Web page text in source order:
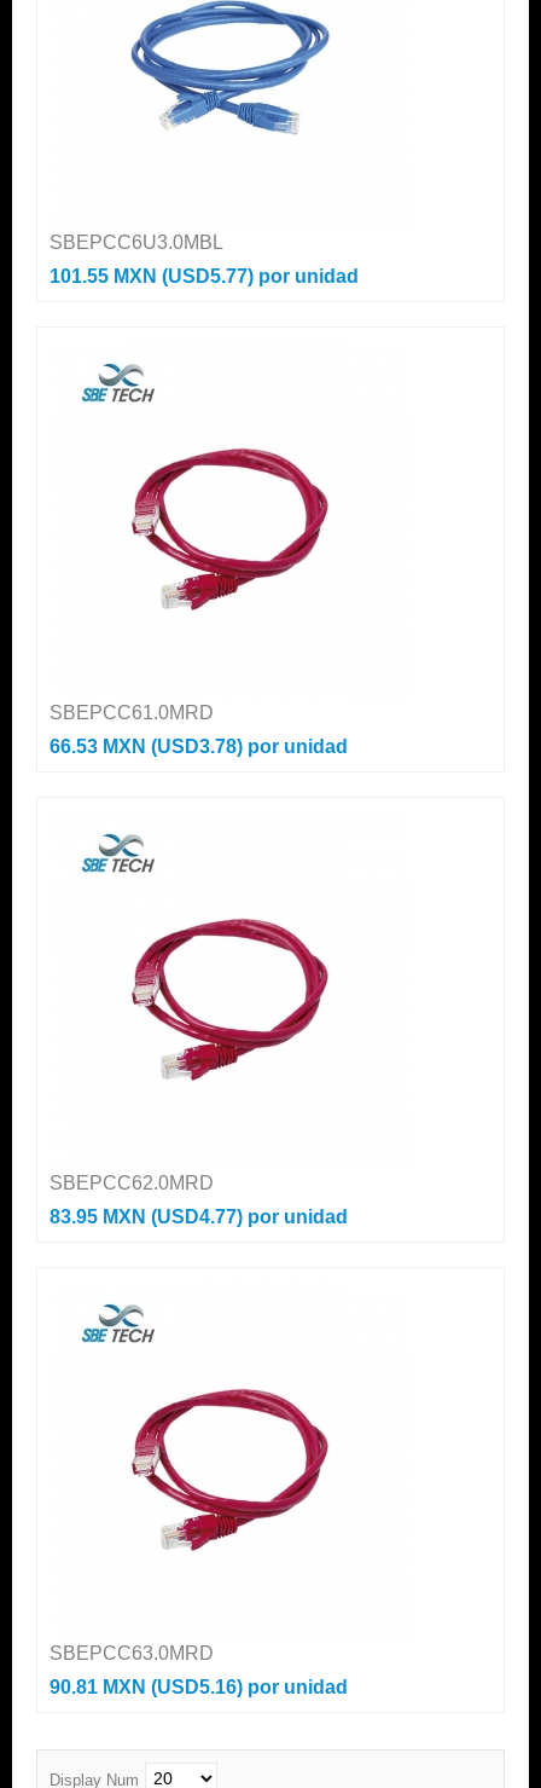
SBEPCC6U3.0MBL
101.55 MXN (USD5.77) por unidad
SBEPCC61.0MRD
66.53 MXN (USD3.78) por unidad
SBEPCC62.0MRD
83.95 MXN (USD4.77) por unidad
SBEPCC63.0MRD
90.81 MXN (USD5.16) por unidad
Display Num